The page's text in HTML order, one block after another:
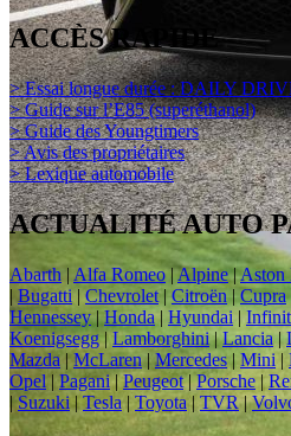
ACCÈS RAPIDE
> Essai longue durée : DAILY
> Guide sur l’E85 (superéthanol)
> Guide des Youngtimers
> Avis des propriétaires
> Lexique automobile
ACTUALITÉ AUTO
Abarth | Alfa Romeo|Alpine|Aston
| Bugatti|Chevrolet|Citroën |Cupra
Hennessey| Honda| Hyundai |
Koenigsegg|Lamborghini|Lancia|
Mazda |McLaren|Mercedes | Mini |
Opel | Pagani|Peugeot|Porsche |
| Suzuki|Tesla| Toyota | TVR|